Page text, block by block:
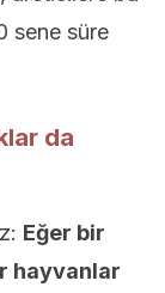
sene süre
da
Eğer bir
hayvanlar